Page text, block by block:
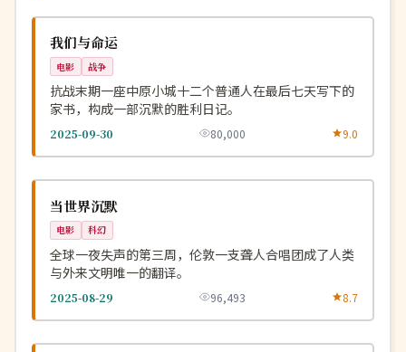
中国
我们与命运
电影 战争
抗战末期一座中原小城十二个普通人在最后七天写下的
家书，构成一部沉默的胜利日记。
2025-09-30 80,000 9.0
英国
当世界沉默
电影 科幻
全球一夜失声的第三周，伦敦一支聋人合唱团成了人类
与外来文明唯一的翻译。
2025-08-29 96,493 8.7